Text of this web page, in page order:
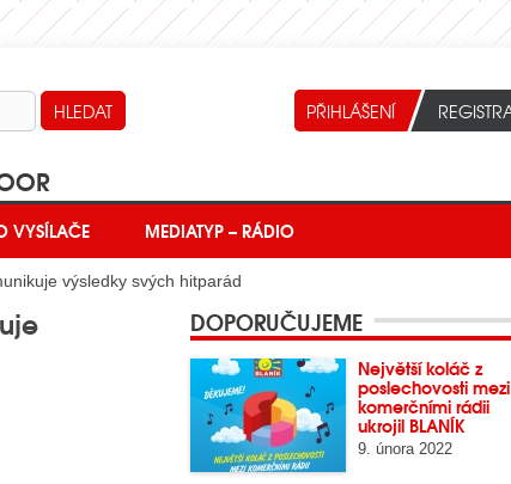
VYSÍLAČE MEDIATYP – RÁDIO
výsledky svých hitparád
DOPORUČUJEME
Největší koláč z
poslechovosti mezi
komerčními rádii
ukrojil BLANÍK
9. února 2022